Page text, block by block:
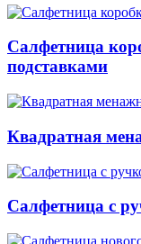
Салфетница
подставками
Квадратная
Салфетница с